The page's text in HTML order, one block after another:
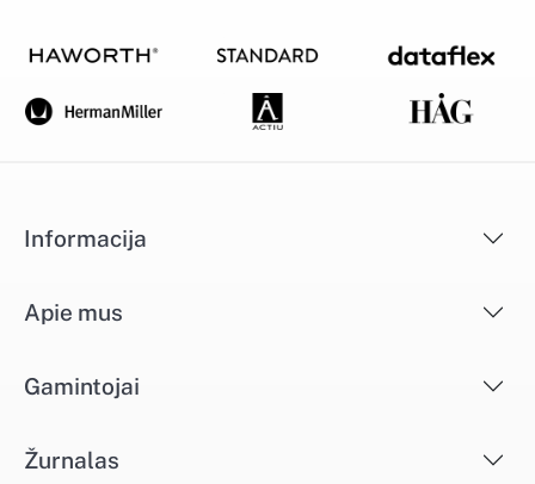
Informacija
Apie mus
Gamintojai
Žurnalas